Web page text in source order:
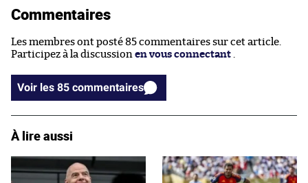
Commentaires
Les membres ont posté 85 commentaires sur cet article.
Participez à la discussion en vous connectant
Voir les 85 commentaires
À lire aussi